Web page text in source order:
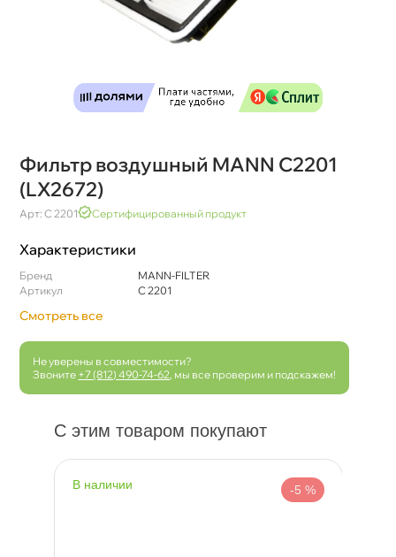
Фильтр воздушный MANN C2201
(LX2672)
Арт: C 2201 Сертифицированный продукт
Характеристики
Бренд
MANN-FILTER
Артикул
C 2201
Смотреть все
Не уверены в совместимости?
Звоните +7 (812) 490-74-62 , мы все проверим и подскажем!
С этим товаром покупают
наличии -5 %